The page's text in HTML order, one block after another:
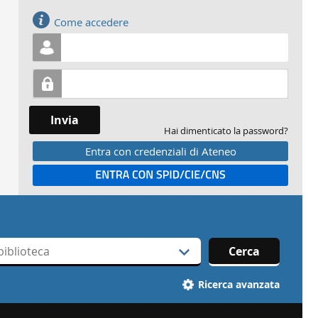
Come accedere
Invia
Hai dimenticato la password?
Entra con credenziali di Ateneo
Entra con SPID
Cerca
Ricerca avanzata